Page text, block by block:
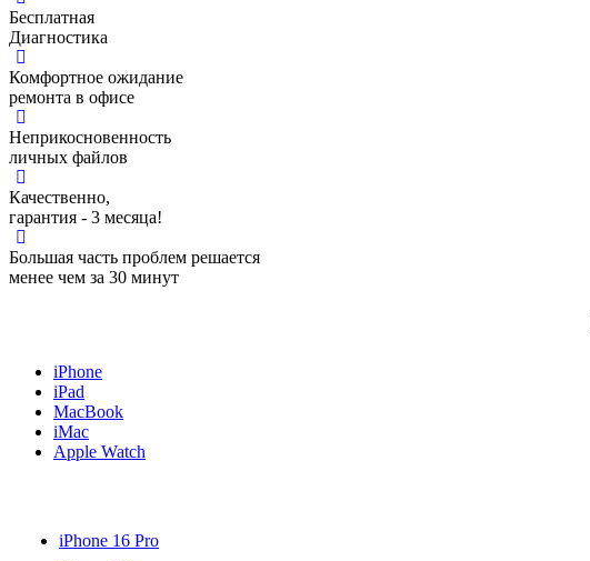
Бесплатная
Диагностика
Комфортное ожидание
ремонта в офисе
Неприкосновенность
личных файлов
Качественно,
гарантия - 3 месяца!
Большая часть проблем решается
менее чем за 30 минут
iPhone
iPad
MacBook
iMac
Apple Watch
iPhone 16 Pro